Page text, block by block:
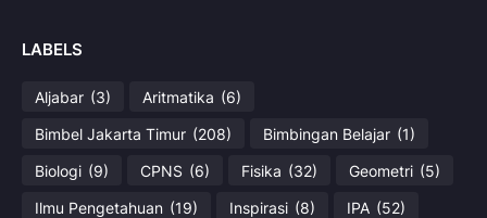
LABELS
Aljabar (3) Aritmatika (6)
Bimbel Jakarta Timur (208) Bimbingan Belajar (1)
Biologi (9) CPNS (6) Fisika (32) Geometri (5)
Ilmu Pengetahuan (19) Inspirasi (8) IPA (52)